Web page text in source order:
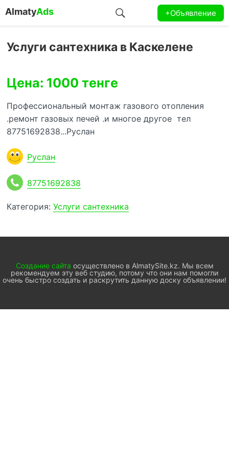
AlmatyAds +Объявление
Услуги сантехника в Каскелене
Цена: 1000 тенге
Профессиональный монтаж газового отопления
.ремонт газовых печей .и многое другое тел
87751692838...Руслан
Руслан
87751692838
Категория:Услуги сантехника
Создание сайта осуществлено в AlmatySite.kz. Мы всем
рекомендуем эту веб студию, потому что они нам помогли
очень быстро создать и раскрутить данную доску объявлении!